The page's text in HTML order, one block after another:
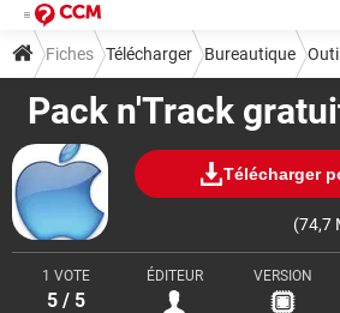
Pack n'Track
Télécharger
(74,7
1 VOTE
5 / 5
ÉDITEUR VERSION
Fiches Télécharger Bureautique